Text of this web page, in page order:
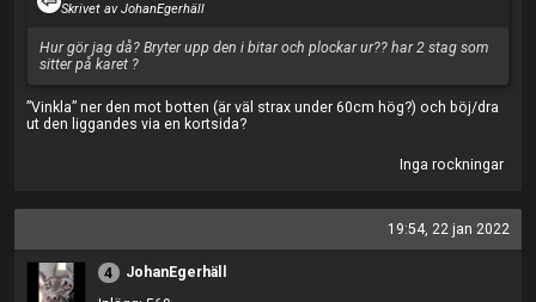
Skrivet av JohanEgerhäll
Hur gör jag då? Bryter upp den i bitar och plockar ur?? har 2 stag som
sitter på karet ?
”Vinkla” ner den mot botten (är väl strax under 60cm hög?) och böj/dra
ut den liggandes via en kortsida?
Inga rockningar
19:54, 22 jan 2022
4
JohanEgerhäll